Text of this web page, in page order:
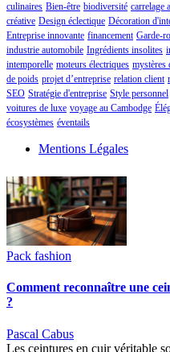
culinaires Bien-être biodiversité carrelage
créative Design éclectique Décoration
Entreprise innovante financement Garde-
industrie automobile Ingrédients insolites
intemporelle moteurs électriques mystères
de poids projet d’entreprise relation client
SEO Stratégie d'entreprise Style personnel
voitures de luxe voyage au Cambodge
écosystèmes éventails
Mentions Légales
Pack fashion
Comment reconnaître une
?
Pascal Cabus
Les ceintures en cuir véritable